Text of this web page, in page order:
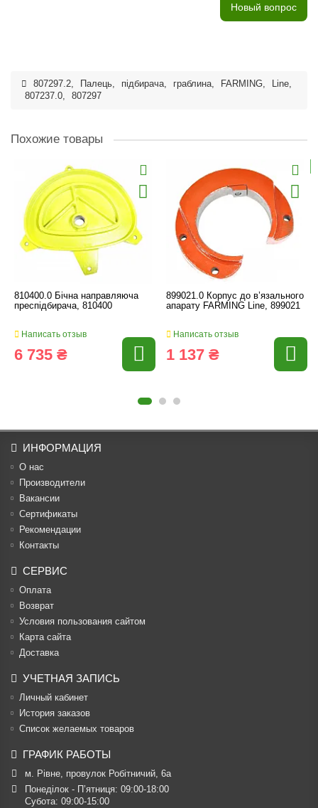
Новый вопрос
807297.2, Палець, підбирача, граблина, FARMING, Line,
807237.0, 807297
Похожие товары
810400.0 Бічна направляюча
преспідбирача, 810400
Написать отзыв
6 735 ₴
899021.0 Корпус до в’язального
апарату FARMING Line, 899021
Написать отзыв
1 137 ₴
ИНФОРМАЦИЯ
О нас
Производители
Вакансии
Cертификаты
Рекомендации
Контакты
СЕРВИС
Оплата
Возврат
Условия пользования сайтом
Карта сайта
Доставка
УЧЕТНАЯ ЗАПИСЬ
Личный кабинет
История заказов
Список желаемых товаров
ГРАФИК РАБОТЫ
м. Рівне, провулок Робітничий, 6а
Понеділок - П’ятниця: 09:00-18:00
Субота: 09:00-15:00